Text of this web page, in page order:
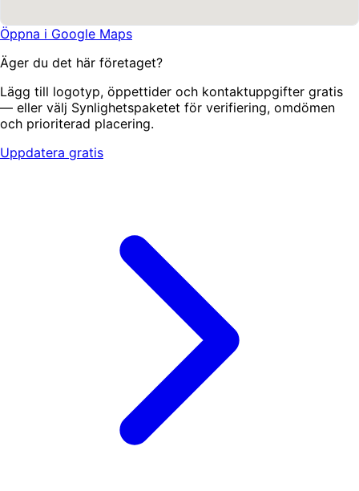
Öppna i Google Maps
Äger du det här företaget?
Lägg till logotyp, öppettider och kontaktuppgifter gratis
— eller välj Synlighetspaketet för verifiering, omdömen
och prioriterad placering.
Uppdatera gratis